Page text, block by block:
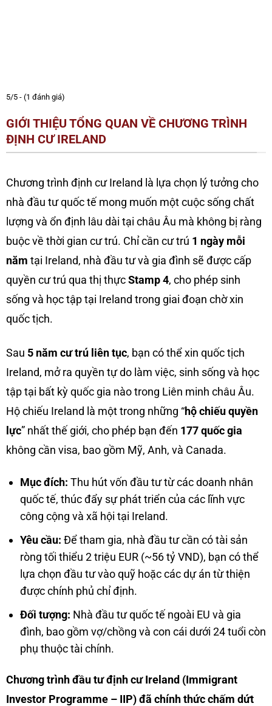
5/5 - (1 đánh giá)
GIỚI THIỆU TỔNG QUAN VỀ CHƯƠNG TRÌNH
ĐỊNH CƯ IRELAND
Chương trình định cư Ireland là lựa chọn lý tưởng cho
nhà đầu tư quốc tế mong muốn một cuộc sống chất
lượng và ổn định lâu dài tại châu Âu mà không bị ràng
buộc về thời gian cư trú. Chỉ cần cư trú 1 ngày mỗi
năm tại Ireland, nhà đầu tư và gia đình sẽ được cấp
quyền cư trú qua thị thựcStamp 4, cho phép sinh
sống và học tập tại Ireland trong giai đoạn chờ xin
quốc tịch.
Sau 5 năm cư trú liên tục, bạn có thể xin quốc tịch
Ireland, mở ra quyền tự do làm việc, sinh sống và học
tập tại bất kỳ quốc gia nào trong Liên minh châu Âu.
Hộ chiếu Ireland là một trong những “hộ chiếu quyền
lực” nhất thế giới, cho phép bạn đến 177 quốc gia
không cần visa, bao gồm Mỹ, Anh, và Canada.
Mục đích: Thu hút vốn đầu tư từ các doanh nhân
quốc tế, thúc đẩy sự phát triển của các lĩnh vực
công cộng và xã hội tại Ireland.
Yêu cầu: Để tham gia, nhà đầu tư cần có tài sản
ròng tối thiểu 2 triệu EUR (~56 tỷ VND), bạn có thể
lựa chọn đầu tư vào quỹ hoặc các dự án từ thiện
được chính phủ chỉ định.
Đối tượng: Nhà đầu tư quốc tế ngoài EU và gia
đình, bao gồm vợ/chồng và con cái dưới 24 tuổi còn
phụ thuộc tài chính.
Chương trình đầu tư định cư Ireland (Immigrant
Investor Programme – IIP) đã chính thức chấm dứt